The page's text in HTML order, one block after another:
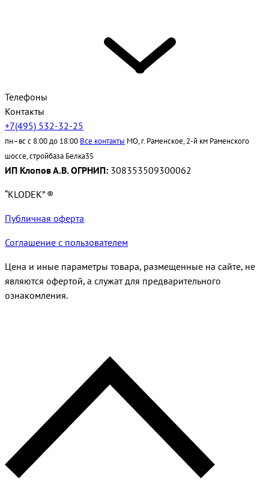
Телефоны
Контакты
+7(495) 532-32-25
пн–вс с 8:00 до 18:00 Все контакты МО, г. Раменское, 2-й км Раменского
шоссе, стройбаза Белка35
ИП Клопов А.В. ОГРНИП: 308353509300062
“KLODEK” ®
Публичная оферта
Соглашение с пользователем
Цена и иные параметры товара, размещенные на сайте, не
являются офертой, а служат для предварительного
ознакомления.